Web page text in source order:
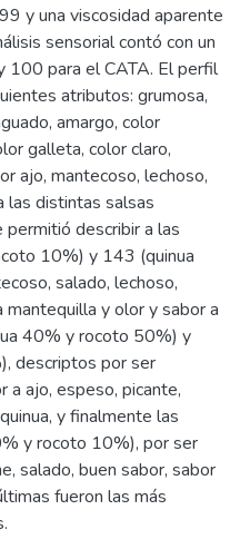
y una viscosidad aparente
sensorial contó con un
100 para el CATA. El perfil
atributos: grumosa,
amargo, color
galleta, color claro,
ajo, mantecoso, lechoso,
las distintas salsas
describir a las
10%) y 143 (quinua
salado, lechoso,
mantequilla y olor y sabor a
40% y rocoto 50%) y
descriptos por ser
a ajo, espeso, picante,
y finalmente las
y rocoto 10%), por ser
salado, buen sabor, sabor
fueron las más